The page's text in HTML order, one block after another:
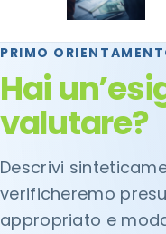
PRIMO
Hai
valutare?
Descrivi
verificheremo
appropriato e